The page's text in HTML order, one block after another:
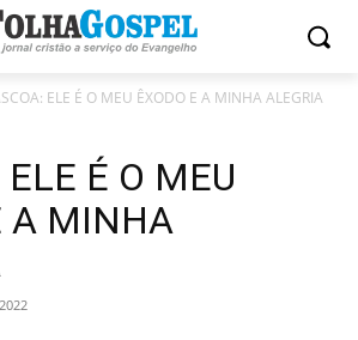
ELE É O MEU ÊXODO E A MINHA ALEGRIA
ELE É O MEU
A MINHA